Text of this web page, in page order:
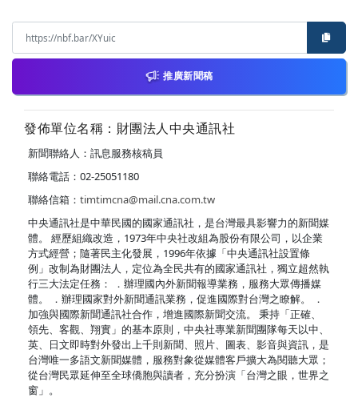
推廣新聞稿
發佈單位名稱：財團法人中央通訊社
新聞聯絡人：訊息服務核稿員
聯絡電話：02-25051180
聯絡信箱： timtimcna@mail.cna.com.tw
中央通訊社是中華民國的國家通訊社，是台灣最具影響力的新聞媒
體。 經歷組織改造，1973年中央社改組為股份有限公司，以企業
方式經營；隨著民主化發展，1996年依據「中央通訊社設置條
例」改制為財團法人，定位為全民共有的國家通訊社，獨立超然執
行三大法定任務： ．辦理國內外新聞報導業務，服務大眾傳播媒
體。 ．辦理國家對外新聞通訊業務，促進國際對台灣之瞭解。 ．
加強與國際新聞通訊社合作，增進國際新聞交流。 秉持「正確、
領先、客觀、翔實」的基本原則，中央社專業新聞團隊每天以中、
英、日文即時對外發出上千則新聞、照片、圖表、影音與資訊，是
台灣唯一多語文新聞媒體，服務對象從媒體客戶擴大為閱聽大眾；
從台灣民眾延伸至全球僑胞與讀者，充分扮演「台灣之眼，世界之
窗」。